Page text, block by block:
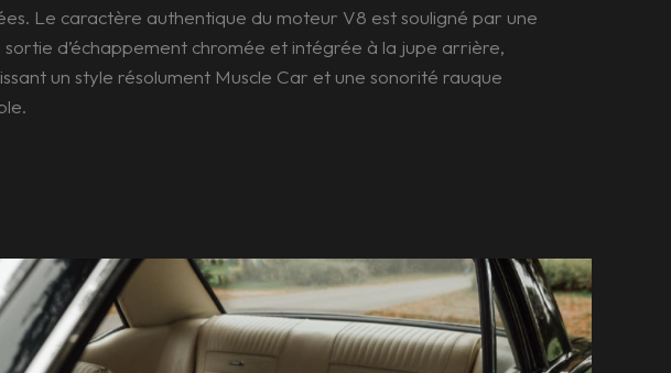
Le caractère authentique du moteur V8 est souligné par une
sortie d’échappement chromée et intégrée à la jupe arrière,
un style résolument Muscle Car et une sonorité rauque